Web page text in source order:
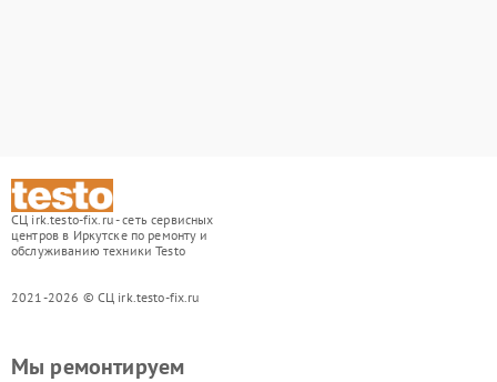
СЦ irk.testo-fix.ru - сеть сервисных
центров в Иркутске по ремонту и
обслуживанию техники Testo
2021-2026 © СЦ irk.testo-fix.ru
Мы ремонтируем